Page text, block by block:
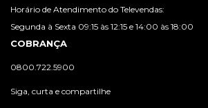
Horário de Atendimento do Televendas:
Segunda à Sexta 09:15 às 12:15 e 14:00 às 18:00
COBRANÇA
0800.722.5900
Siga, curta e compartilhe